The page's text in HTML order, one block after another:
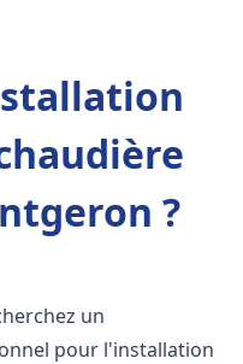
?
un
pour l'installation